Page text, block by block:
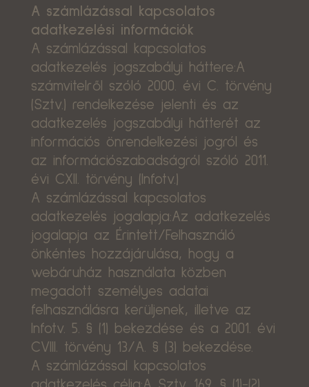
A számlázással kapcsolatos
adatkezelési információk
A számlázással kapcsolatos
adatkezelés jogszabályi háttere:A
számvitelről szóló 2000. évi C. törvény
(Sztv.) rendelkezése jelenti és az
adatkezelés jogszabályi hátterét az
információs önrendelkezési jogról és
az információszabadságról szóló 2011.
évi CXII. törvény (Infotv.)
A számlázással kapcsolatos
adatkezelés jogalapja:Az adatkezelés
jogalapja az Érintett/Felhasználó
önkéntes hozzájárulása, hogy a
webáruház használata közben
megadott személyes adatai
felhasználásra kerüljenek, illetve az
Infotv. 5. § (1) bekezdése és a 2001. évi
CVIII. törvény 13/A. § (3) bekezdése.
A számlázással kapcsolatos